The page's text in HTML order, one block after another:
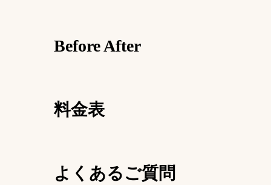
Before After
料金表
よくあるご質問